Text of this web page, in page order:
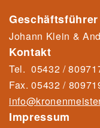
Geschäftsführer
Johann Klein &
Kontakt
Tel. 05432 /
Fax.05432 / 80971
Impressum